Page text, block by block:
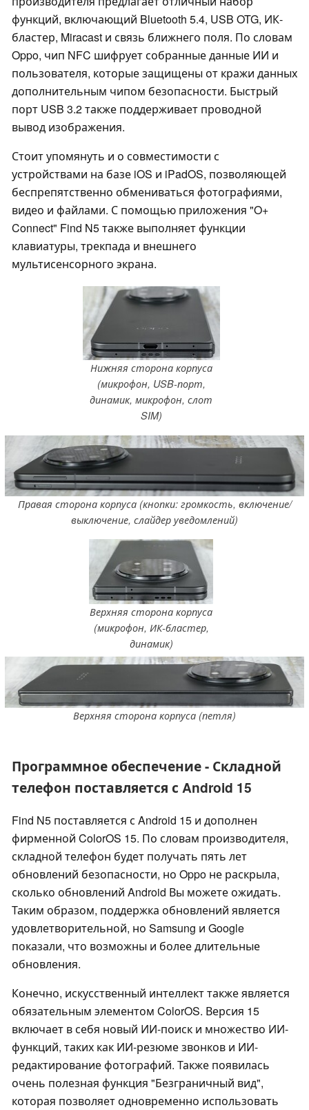
функций, включающий Bluetooth 5.4, USB OTG, ИК-
бластер, Miracast и связь ближнего поля. По словам
Oppo, чип NFC шифрует собранные данные ИИ и
пользователя, которые защищены от кражи данных
дополнительным чипом безопасности. Быстрый
порт USB 3.2 также поддерживает проводной
вывод изображения.
Стоит упомянуть и о совместимости с
устройствами на базе iOS и iPadOS, позволяющей
беспрепятственно обмениваться фотографиями,
видео и файлами. С помощью приложения "O+
Connect" Find N5 также выполняет функции
клавиатуры, трекпада и внешнего
мультисенсорного экрана.
Нижняя сторона корпуса
(микрофон, USB-порт,
динамик, микрофон, слот
SIM)
Правая сторона корпуса (кнопки: громкость, включение/
выключение, слайдер уведомлений)
Верхняя сторона корпуса
(микрофон, ИК-бластер,
динамик)
Верхняя сторона корпуса (петля)
Программное обеспечение - Складной
телефон поставляется с Android 15
Find N5 поставляется с Android 15 и дополнен
фирменной ColorOS 15. По словам производителя,
складной телефон будет получать пять лет
обновлений безопасности, но Oppo не раскрыла,
сколько обновлений Android Вы можете ожидать.
Таким образом, поддержка обновлений является
удовлетворительной, но Samsung и Google
показали, что возможны и более длительные
обновления.
Конечно, искусственный интеллект также является
обязательным элементом ColorOS. Версия 15
включает в себя новый ИИ-поиск и множество ИИ-
функций, таких как ИИ-резюме звонков и ИИ-
редактирование фотографий. Также появилась
очень полезная функция "Безграничный вид",
которая позволяет одновременно использовать